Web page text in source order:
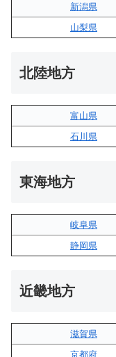
新潟県
山梨県
北陸地方
富山県
石川県
東海地方
岐阜県
静岡県
近畿地方
滋賀県
京都府